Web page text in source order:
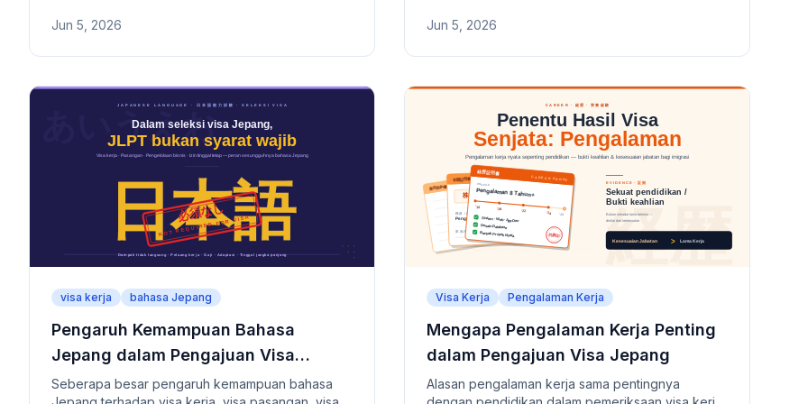
penolakan, serta cara memperoleh hasil COE dan
Jun 5, 2026
mahasiswa, dokumen palsu, pernikahan semu,
masuk kembali untuk setiap kasus.
Jun 5, 2026
visa kerja bahasa Jepang
Pengaruh Kemampuan Bahasa
Jepang dalam Pengajuan Visa
Jepang
Seberapa besar pengaruh kemampuan bahasa
Visa Kerja Pengalaman Kerja
Mengapa Pengalaman Kerja Penting
dalam Pengajuan Visa Jepang
Alasan pengalaman kerja sama pentingnya